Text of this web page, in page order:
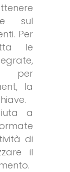
sul
Per
le
per
la
a
di
il